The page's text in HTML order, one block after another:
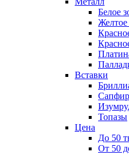
Белое
Желтое
Вставки
Топазы
Цена
До 50
От 50